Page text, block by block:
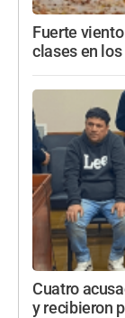
Fuerte
clases en
Cuatro
y recibieron